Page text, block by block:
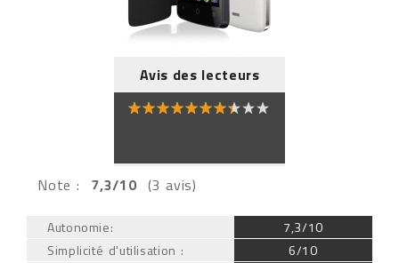
Avis des lecteurs
Note : 7,3/10 (3 avis)
Autonomie:
Simplicité d'utilisation :
7,3/10
6/10